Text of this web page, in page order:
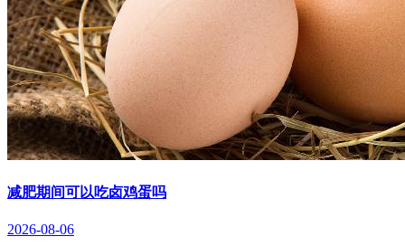
减肥期间可以吃卤鸡蛋吗
2026-08-06